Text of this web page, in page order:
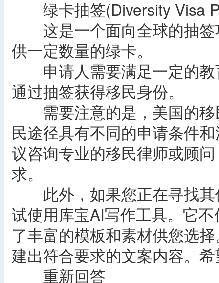
绿卡抽签(Diversity Visa
这是一个面向全球的抽签
供一定数量的绿卡。
申请人需要满足一定的教
通过抽签获得移民身份。
需要注意的是，美国的移
民途径具有不同的申请条件
议咨询专业的移民律师或顾
求。
此外，如果您正在寻找其
试使用‌库宝AI写作工具‌。它
了丰富的模板和素材供您选
建出符合要求的文案内容。
重新回答